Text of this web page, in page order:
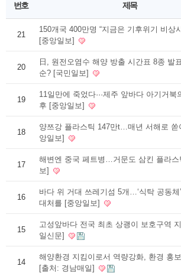
번호 제목
21
150개국 400만명 “지금은 기후위기 비상
[중앙일보]
20
日, 원전오염수 해양 방출 시간표 8종 발
순? [국민일보]
19
11일만에 죽었다···제주 앞바다 아기거북
후 [중앙일보]
18
양쯔강 플라스틱 147만t…매년 서해로 쏟
앙일보]
17
해변엔 중국 페트병…거문도 삼킨 플라스
보]
16
바다 위 거대 쓰레기섬 5개…‘식탁 공동체
대처를 [중앙일보]
15
고성앞바다 전국 최초 상괭이 보호구역
일신문]
14
해양환경 지킴이로서 역량강화, 환경 홍
[출처: 경남매일]